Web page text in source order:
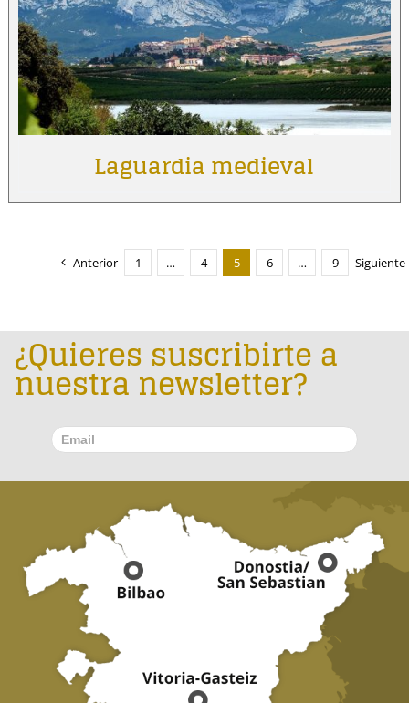
Laguardia medieval
Anterior 1 … 4 5 6 … 9 Siguiente
¿Quieres suscribirte a
nuestra newsletter?